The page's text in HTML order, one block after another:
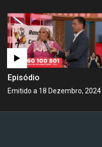
Episódio
Emitido a 18 Dezembro, 2024